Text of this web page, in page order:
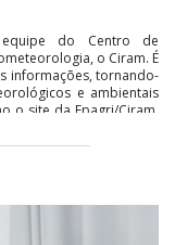
equipe do Centro de
o Ciram. É
informações, tornando-
e ambientais
o site da Epagri/Ciram,
desses dados.
o impacto dessas
extremos, como